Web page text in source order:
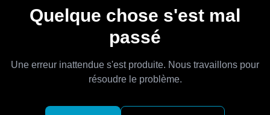
Quelque chose s'est mal
passé
Une erreur inattendue s'est produite. Nous travaillons pour
résoudre le problème.